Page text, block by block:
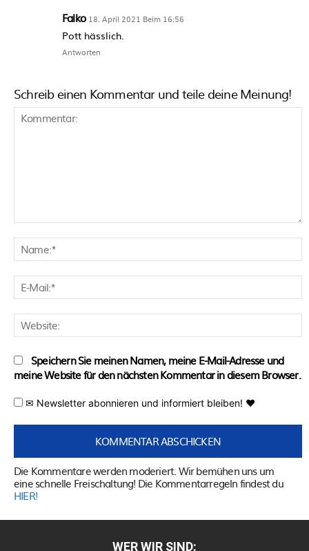
Falko 18. April 2021 Beim 16:56
Pott hässlich.
Antworten
Schreib einen Kommentar und teile deine Meinung!
Speichern Sie meinen Namen, meine E-Mail-Adresse und
meine Website für den nächsten Kommentar in diesem Browser.
✉ Newsletter abonnieren und informiert bleiben! ♥
Die Kommentare werden moderiert. Wir bemühen uns um
eine schnelle Freischaltung! Die Kommentarregeln findest du
HIER!
WER WIR SIND: